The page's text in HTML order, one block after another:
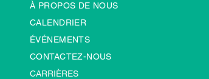
À PROPOS DE NOUS
CALENDRIER
ÉVÉNEMENTS
CONTACTEZ-NOUS
CARRIÈRES